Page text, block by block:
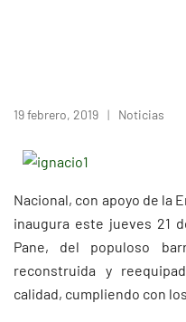
19 febrero, 2019 Noticias
Nacional, con apoyo de la
inaugura este jueves 21
Pane, del populoso
reconstruida y
calidad, cumpliendo con